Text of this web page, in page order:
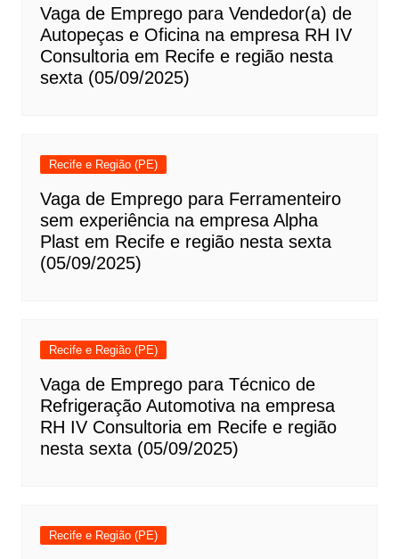
Vaga de Emprego para Vendedor(a) de
Autopeças e Oficina na empresa RH IV
Consultoria em Recife e região nesta
sexta (05/09/2025)
Recife e Região (PE)
Vaga de Emprego para Ferramenteiro
sem experiência na empresa Alpha
Plast em Recife e região nesta sexta
(05/09/2025)
Recife e Região (PE)
Vaga de Emprego para Técnico de
Refrigeração Automotiva na empresa
RH IV Consultoria em Recife e região
nesta sexta (05/09/2025)
Recife e Região (PE)